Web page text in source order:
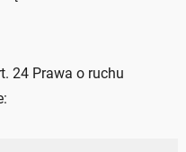
24 Prawa o ruchu